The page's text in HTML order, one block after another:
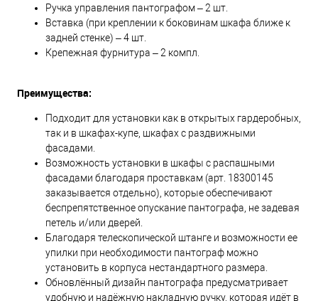
Ручка управления пантографом – 2 шт.
Вставка (при креплении к боковинам шкафа ближе к
задней стенке) – 4 шт.
Крепежная фурнитура – 2 компл.
Преимущества:
Подходит для установки как в открытых гардеробных,
так и в шкафах-купе, шкафах с раздвижными
фасадами.
Возможность установки в шкафы с распашными
фасадами благодаря проставкам (арт. 18300145
заказывается отдельно), которые обеспечивают
беспрепятственное опускание пантографа, не задевая
петель и/или дверей.
Благодаря телескопической штанге и возможности ее
упилки при необходимости пантограф можно
установить в корпуса нестандартного размера.
Обновлённый дизайн пантографа предусматривает
удобную и надёжную накладную ручку, которая идёт в